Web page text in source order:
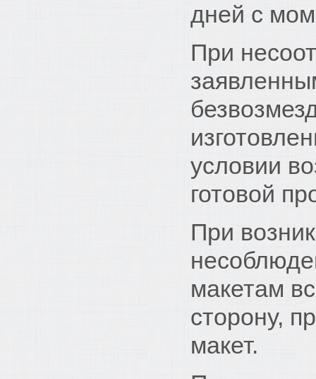
дней с
При
условии
готовой
При
макетам
сторону,
макет.